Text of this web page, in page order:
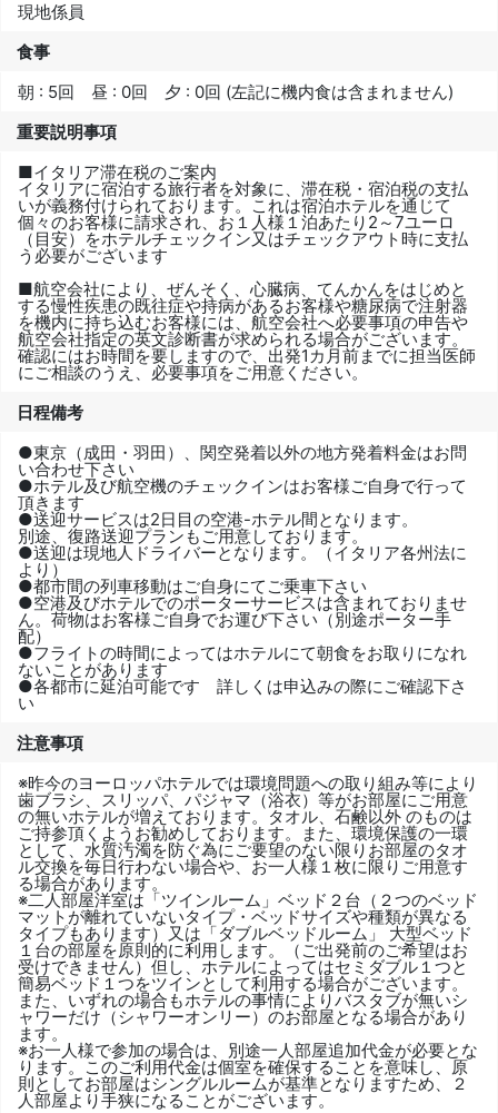
現地係員
食事
朝 : 5回 昼 : 0回 夕 : 0回 (左記に機内食は含まれません)
重要説明事項
■イタリア滞在税のご案内
イタリアに宿泊する旅行者を対象に、滞在税・宿泊税の支払
いが義務付けられております。これは宿泊ホテルを通じて
個々のお客様に請求され、お１人様１泊あたり2～7ユーロ
（目安）をホテルチェックイン又はチェックアウト時に支払
う必要がございます
■航空会社により、ぜんそく、心臓病、てんかんをはじめと
する慢性疾患の既往症や持病があるお客様や糖尿病で注射器
を機内に持ち込むお客様には、航空会社へ必要事項の申告や
航空会社指定の英文診断書が求められる場合がございます。
確認にはお時間を要しますので、出発1カ月前までに担当医師
にご相談のうえ、必要事項をご用意ください。
日程備考
●東京（成田・羽田）、関空発着以外の地方発着料金はお問
い合わせ下さい
●ホテル及び航空機のチェックインはお客様ご自身で行って
頂きます
●送迎サービスは2日目の空港-ホテル間となります。
別途、復路送迎プランもご用意しております。
●送迎は現地人ドライバーとなります。（イタリア各州法に
より）
●都市間の列車移動はご自身にてご乗車下さい
●空港及びホテルでのポーターサービスは含まれておりませ
ん。荷物はお客様ご自身でお運び下さい（別途ポーター手
配）
●フライトの時間によってはホテルにて朝食をお取りになれ
ないことがあります
●各都市に延泊可能です 詳しくは申込みの際にご確認下さ
い
注意事項
※昨今のヨーロッパホテルでは環境問題への取り組み等により
歯ブラシ、スリッパ、パジャマ（浴衣）等がお部屋にご用意
の無いホテルが増えております。タオル、石鹸以外 のものは
ご持参頂くようお勧めしております。また、環境保護の一環
として、水質汚濁を防ぐ為にご要望のない限りお部屋のタオ
ル交換を毎日行わない場合や、お一人様１枚に限りご用意す
る場合があります。
※二人部屋洋室は「ツインルーム」ベッド２台（２つのベッド
マットが離れていないタイプ・ベッドサイズや種類が異なる
タイプもあります）又は「ダブルベッドルーム」 大型ベッド
１台の部屋を原則的に利用します。（ご出発前のご希望はお
受けできません）但し、ホテルによってはセミダブル１つと
簡易ベッド１つをツインとして利用する場合がございます。
また、いずれの場合もホテルの事情によりバスタブが無いシ
ャワーだけ（シャワーオンリー）のお部屋となる場合があり
ます。
※お一人様で参加の場合は、別途一人部屋追加代金が必要とな
ります。このご利用代金は個室を確保することを意味し、原
則としてお部屋はシングルルームが基準となりますため、２
人部屋より手狭になることがございます。